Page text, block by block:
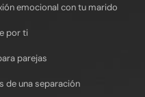
emocional con tu marido
por ti
parejas
de una separación